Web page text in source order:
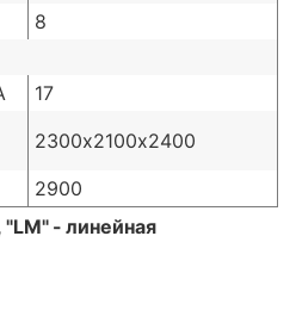
8
17
2300х2100х2400
2900
- линейная